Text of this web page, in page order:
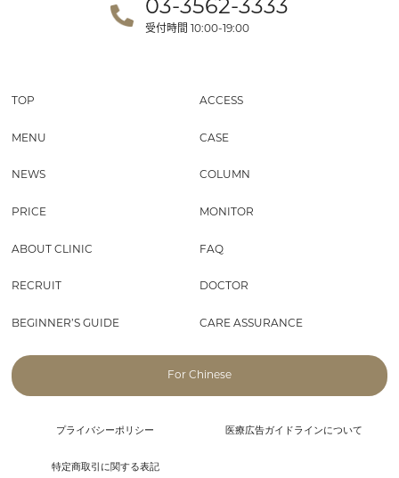
03-3562-3333
受付時間 10:00-19:00
TOP ACCESS
MENU CASE
NEWS COLUMN
PRICE MONITOR
ABOUT CLINIC FAQ
RECRUIT DOCTOR
BEGINNER’S GUIDE CARE ASSURANCE
For Chinese
プライバシーポリシー 医療広告ガイドラインについて
特定商取引に関する表記